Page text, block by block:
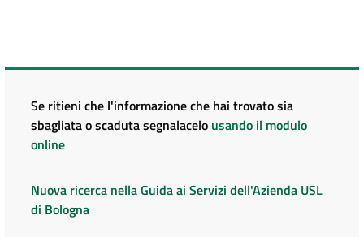
Se ritieni che l'informazione che hai trovato sia
sbagliata o scaduta segnalacelo usando il modulo
online
Nuova ricerca nella Guida ai Servizi dell'Azienda USL
di Bologna